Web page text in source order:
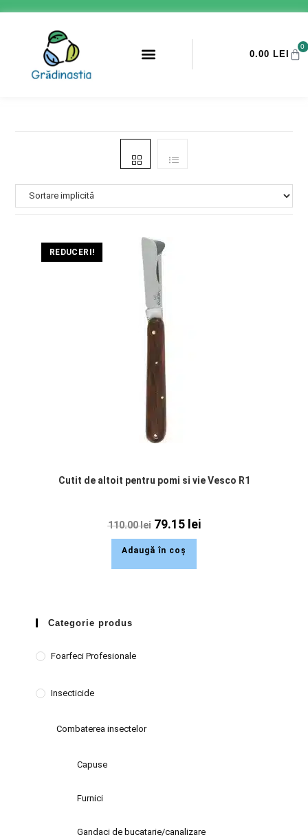
0.00 LEI
0
REDUCERI!
Cutit de altoit pentru pomi si vie Vesco R1
110.00lei 79.15 lei
Adaugă în coș
Categorie produs
Foarfeci Profesionale
Insecticide
Combaterea insectelor
Capuse
Furnici
Gandaci de bucatarie/canalizare